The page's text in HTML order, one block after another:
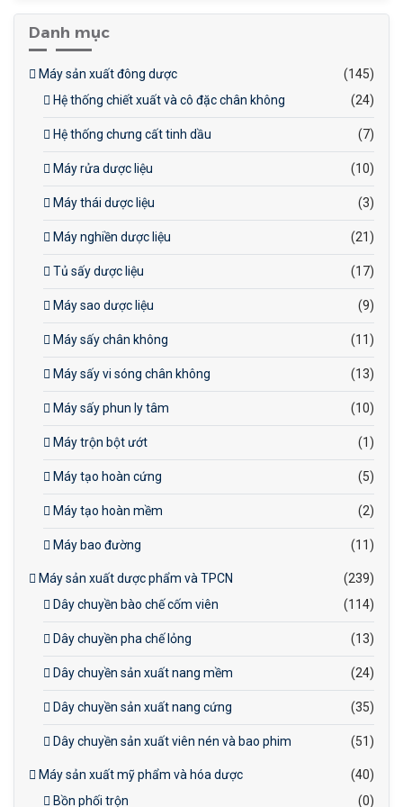
và tính thẩm mỹ.
Danh mục
Máy sản xuất đông dược
(145)
Hệ thống chiết xuất và cô đặc chân không
(24)
Hệ thống chưng cất tinh dầu (7)
Máy rửa dược liệu (10)
Máy thái dược liệu (3)
Máy nghiền dược liệu (21)
Tủ sấy dược liệu (17)
Máy sao dược liệu (9)
Máy sấy chân không (11)
Máy sấy vi sóng chân không (13)
Máy sấy phun ly tâm (10)
Máy trộn bột ướt (1)
Máy tạo hoàn cứng (5)
Máy tạo hoàn mềm (2)
Máy bao đường (11)
Máy sản xuất dược phẩm và TPCN
(239)
Dây chuyền bào chế cốm viên
(114)
Dây chuyền pha chế lỏng (13)
Dây chuyền sản xuất nang mềm (24)
Dây chuyền sản xuất nang cứng (35)
Dây chuyền sản xuất viên nén và bao phim (51)
Máy sản xuất mỹ phẩm và hóa dược
(40)
Bồn phối trộn
(0)